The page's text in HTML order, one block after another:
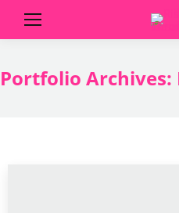
Portfolio Archives: